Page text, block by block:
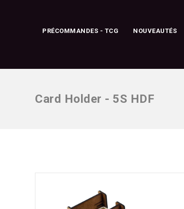
PRÉCOMMANDES - TCG NOUVEAUTÉS
Card Holder - 5S HDF